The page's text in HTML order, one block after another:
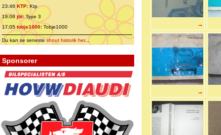
23:46 KTP:Ktp
19:06jbl:Type 3
17:05tobje1000: Tobje1000
Du kan se senesteshout historik her...
Sponsorer
→
→